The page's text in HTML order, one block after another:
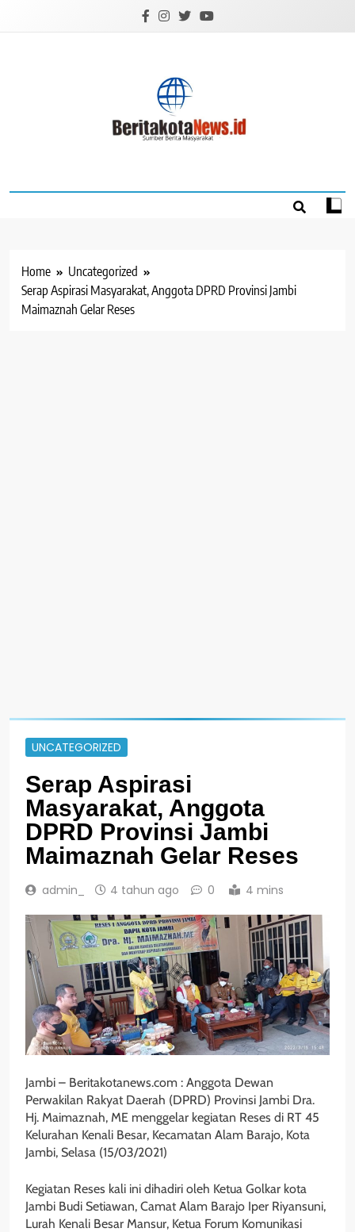
Home
Uncategorized
Serap Aspirasi Masyarakat, Anggota DPRD Provinsi Jambi
Maimaznah Gelar Reses
UNCATEGORIZED
Serap Aspirasi
Masyarakat, Anggota
DPRD Provinsi Jambi
Maimaznah Gelar Reses
admin_ 4 tahun ago 0 4 mins
Jambi – Beritakotanews.com : Anggota Dewan
Perwakilan Rakyat Daerah (DPRD) Provinsi Jambi Dra.
Hj. Maimaznah, ME menggelar kegiatan Reses di RT 45
Kelurahan Kenali Besar, Kecamatan Alam Barajo, Kota
Jambi, Selasa (15/03/2021)
Kegiatan Reses kali ini dihadiri oleh Ketua Golkar kota
Jambi Budi Setiawan, Camat Alam Barajo Iper Riyansuni,
Lurah Kenali Besar Mansur, Ketua Forum Komunikasi